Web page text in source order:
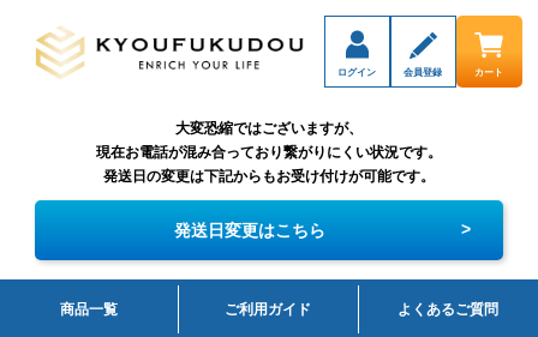
ログイン 会員登録 カート
大変恐縮ではございますが、
現在お電話が混み合っており繋がりにくい状況です。
発送日の変更は下記からもお受け付けが可能です。
発送日変更はこちら >
商品一覧 ご利用ガイド よくあるご質問